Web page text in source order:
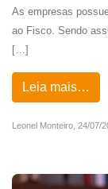
As empresas
ao Fisco. Sendo
[…]
Leia mais…
Leonel Monteiro, 24/07/